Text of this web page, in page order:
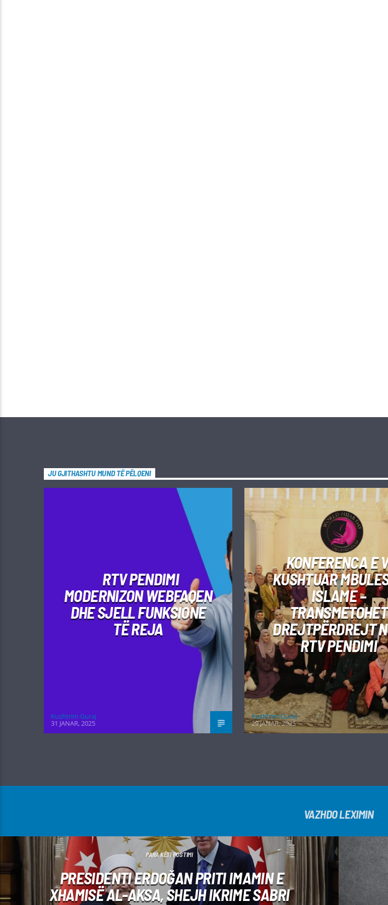
JU GJITHASHTU MUND TË PËLQENI
RTV PENDIMI
MODERNIZON WEBFAQEN
DHE SJELL FUNKSIONE
TË REJA
Kushtrim Guraj
31 JANAR, 2025
KONFERENCA E
KUSHTUAR
ISLAME –
TRANSMETOHET
DREJTPËRDREJT
RTV PENDIMI
Kushtrim Guraj
29 JANAR, 2025
VAZHDO LEXIMIN
PARA KËTI POSTIMI
PRESIDENTI ERDOĞAN PRITI IMAMIN E
XHAMISË AL-AKSA, SHEJH IKRIME SABRI